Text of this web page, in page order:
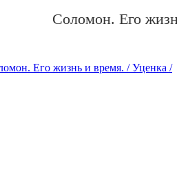
Соломон. Его